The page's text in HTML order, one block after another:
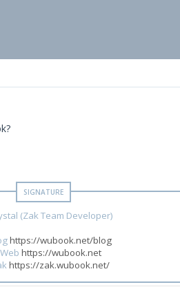
(Zak Team Developer)
https://wubook.net/blog
Web https://wubook.net
https://zak.wubook.net/